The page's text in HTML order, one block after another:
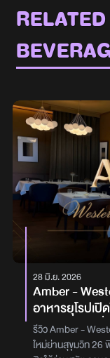
28 มิ.ย. 2026
Amber -
อาหารยุโรปเ
ตอบโจทย์ทุกค่
รีวิว Amber -
ใหม่ย่านสุขุมวิท 26